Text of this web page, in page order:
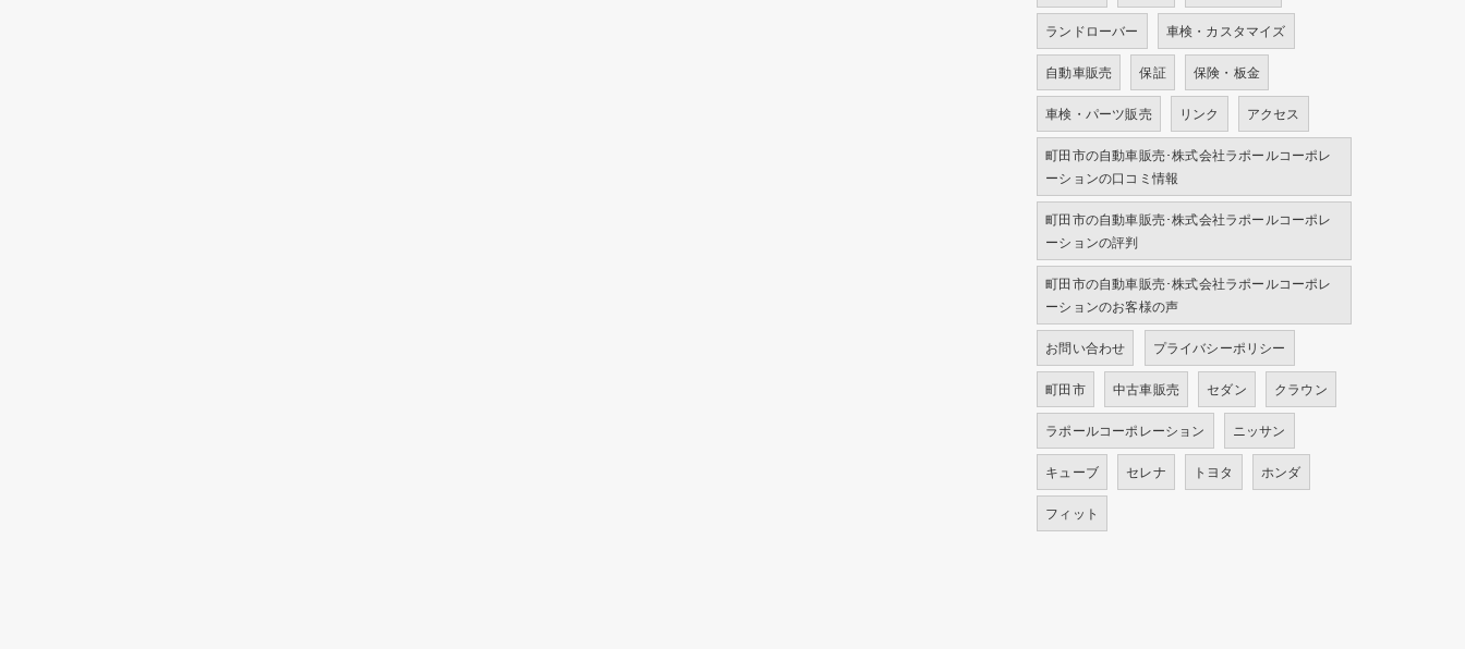
ランドローバー 車検・カスタマイズ
自動車販売 保証 保険・板金
車検・パーツ販売 リンク アクセス
町田市の自動車販売･株式会社ラポールコーポレ
ーションの口コミ情報
町田市の自動車販売･株式会社ラポールコーポレ
ーションの評判
町田市の自動車販売･株式会社ラポールコーポレ
ーションのお客様の声
お問い合わせ プライバシーポリシー
町田市 中古車販売 セダン クラウン
ラポールコーポレーション ニッサン
キューブ セレナ トヨタ ホンダ
フィット